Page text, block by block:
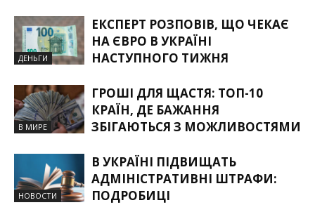
ДЕНЬГИ
ЕКСПЕРТ РОЗПОВІВ, ЩО ЧЕКАЄ
НА ЄВРО В УКРАЇНІ
НАСТУПНОГО ТИЖНЯ
В МИРЕ
ГРОШІ ДЛЯ ЩАСТЯ: ТОП-10
КРАЇН, ДЕ БАЖАННЯ
ЗБІГАЮТЬСЯ З МОЖЛИВОСТЯМИ
НОВОСТИ
В УКРАЇНІ ПІДВИЩАТЬ
АДМІНІСТРАТИВНІ ШТРАФИ:
ПОДРОБИЦІ